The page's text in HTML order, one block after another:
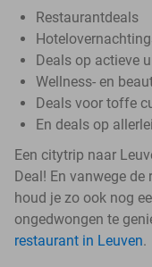
Restaurantdeals
Deals op actieve
Wellness- en
Deals voor toffe
En deals op
Een citytrip naar
Deal! En vanwege
houd je zo ook nog
ongedwongen te
restaurant in Leuven.